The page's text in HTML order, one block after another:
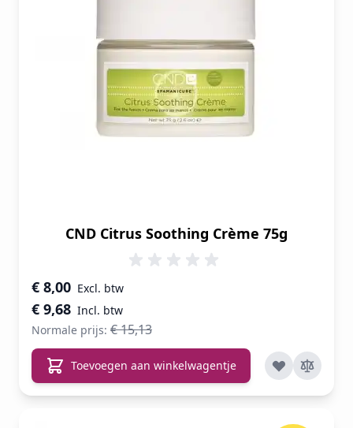
CND Citrus Soothing Crème 75g
Speciale prijs
€ 9,68
€ 8,00
Normale prijs: € 15,13
Toevoegen aan winkelwagentje